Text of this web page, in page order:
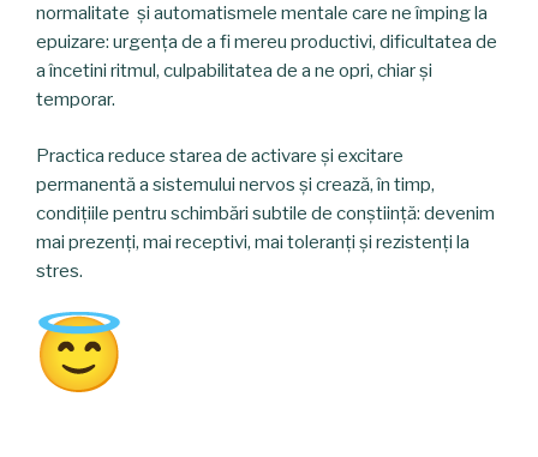
normalitate și automatismele mentale care ne împing la
epuizare: urgența de a fi mereu productivi, dificultatea de
a încetini ritmul, culpabilitatea de a ne opri, chiar și
temporar.
Practica reduce starea de activare și excitare
permanentă a sistemului nervos și crează, în timp,
condițiile pentru schimbări subtile de conștiință: devenim
mai prezenți, mai receptivi, mai toleranți și rezistenți la
stres.